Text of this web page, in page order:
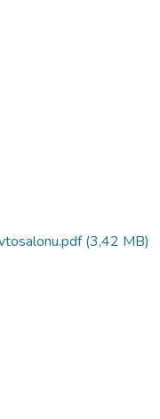
(3,42 MB)